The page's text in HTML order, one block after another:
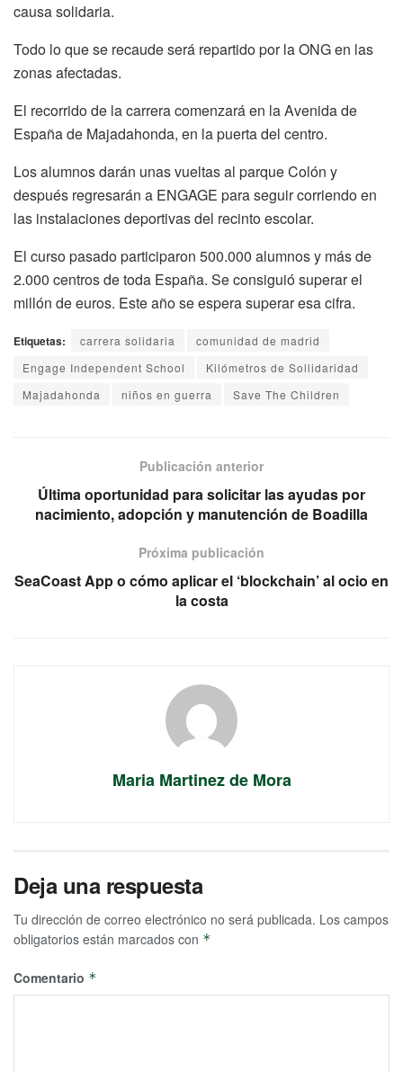
causa solidaria.
Todo lo que se recaude será repartido por la ONG en las
zonas afectadas.
El recorrido de la carrera comenzará en la Avenida de
España de Majadahonda, en la puerta del centro.
Los alumnos darán unas vueltas al parque Colón y
después regresarán a ENGAGE para seguir corriendo en
las instalaciones deportivas del recinto escolar.
El curso pasado participaron 500.000 alumnos y más de
2.000 centros de toda España. Se consiguió superar el
millón de euros. Este año se espera superar esa cifra.
Etiquetas: carrera solidaria
comunidad de madrid
Engage Independent School
Kilómetros de Sollidaridad
Majadahonda
niños en guerra Save The Children
Publicación anterior
Última oportunidad para solicitar las ayudas por
nacimiento, adopción y manutención de Boadilla
Próxima publicación
SeaCoast App o cómo aplicar el ‘blockchain’ al ocio en
la costa
Maria Martinez de Mora
Deja una respuesta
Tu dirección de correo electrónico no será publicada. Los campos
obligatorios están marcados con *
Comentario *